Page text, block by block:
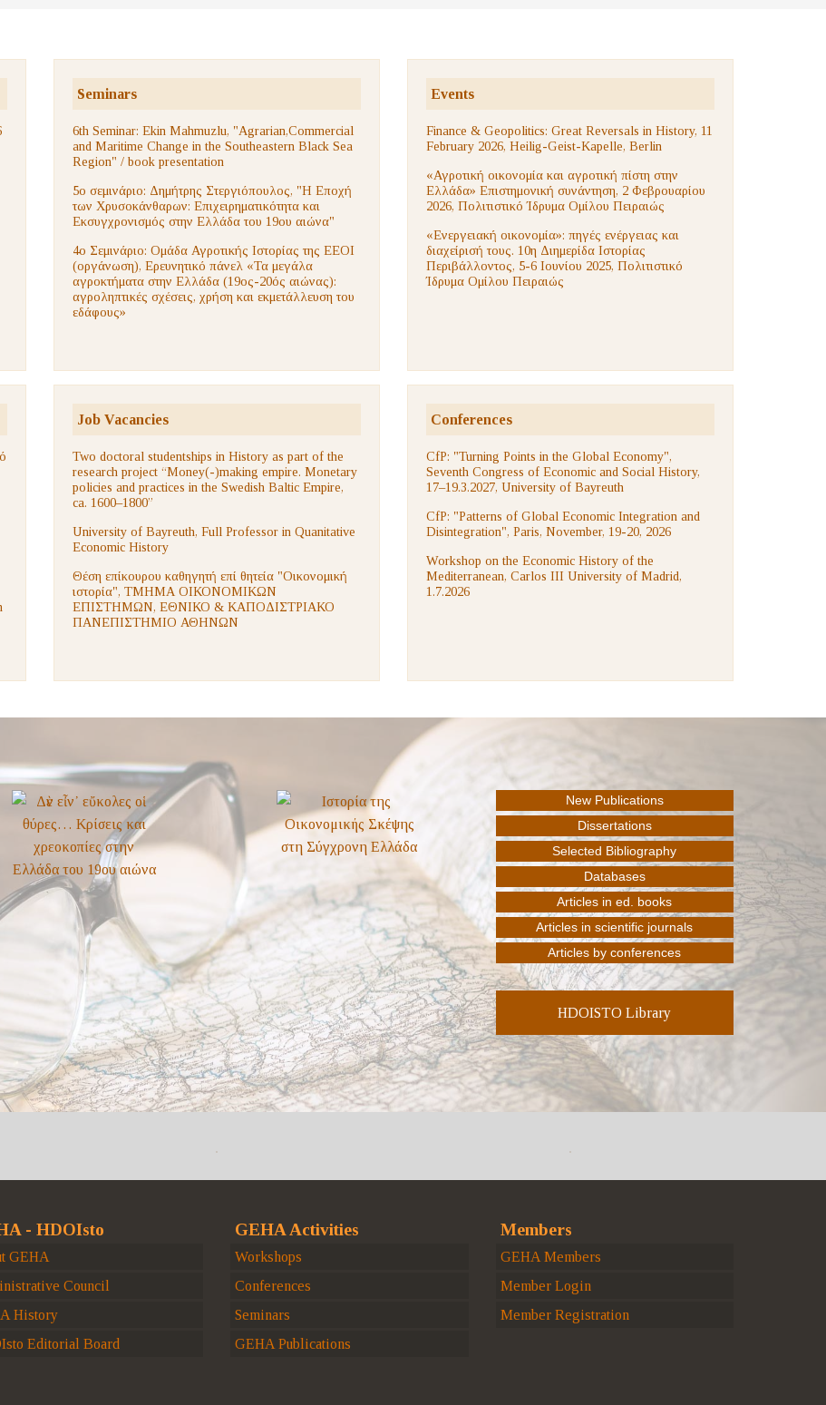
Seminars
6th Seminar: Ekin Mahmuzlu, "Agrarian,Commercial
and Maritime Change in the Southeastern Black Sea
Region" / book presentation
5ο σεμινάριο: Δημήτρης Στεργιόπουλος, "Η Εποχή
των Χρυσοκάνθαρων: Επιχειρηματικότητα και
Εκσυγχρονισμός στην Ελλάδα του 19ου αιώνα"
4ο Σεμινάριο: Ομάδα Αγροτικής Ιστορίας της ΕΕΟΙ
(οργάνωση), Ερευνητικό πάνελ «Τα μεγάλα
αγροκτήματα στην Ελλάδα (19ος-20ός αιώνας):
αγροληπτικές σχέσεις, χρήση και εκμετάλλευση του
εδάφους»
Events
Finance & Geopolitics: Great Reversals in History, 11
February 2026, Heilig-Geist-Kapelle, Berlin
«Αγροτική οικονομία και αγροτική πίστη στην
Ελλάδα» Επιστημονική συνάντηση, 2 Φεβρουαρίου
2026, Πολιτιστικό Ίδρυμα Ομίλου Πειραιώς
«Ενεργειακή οικονομία»: πηγές ενέργειας και
διαχείρισή τους. 10η Διημερίδα Ιστορίας
Περιβάλλοντος, 5-6 Ιουνίου 2025, Πολιτιστικό
Ίδρυμα Ομίλου Πειραιώς
Job Vacancies
Two doctoral studentships in History as part of the
research project “Money(-)making empire. Monetary
policies and practices in the Swedish Baltic Empire,
ca. 1600–1800”
University of Bayreuth, Full Professor in Quanitative
Economic History
Θέση επίκουρου καθηγητή επί θητεία "Οικονομική
ιστορία", ΤΜΗΜΑ ΟΙΚΟΝΟΜΙΚΩΝ
ΕΠΙΣΤΗΜΩΝ, ΕΘΝΙΚΟ & ΚΑΠΟΔΙΣΤΡΙΑΚΟ
ΠΑΝΕΠΙΣΤΗΜΙΟ ΑΘΗΝΩΝ
Conferences
CfP: "Turning Points in the Global Economy",
Seventh Congress of Economic and Social History,
17–19.3.2027, University of Bayreuth
CfP: "Patterns of Global Economic Integration and
Disintegration", Paris, November, 19-20, 2026
Workshop on the Economic History of the
Mediterranean, Carlos III University of Madrid,
1.7.2026
HDOISTO Library
- HDOIsto
GEHA
Council
History
Editorial Board
GEHA Activities
Workshops
Conferences
Seminars
GEHA Publications
Members
GEHA Members
Member Login
Member Registration